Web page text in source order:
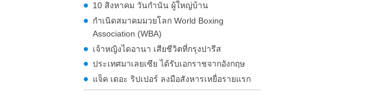
10 สิงหาคม วันกำนัน ผู้ใหญ่บ้าน
กำเนิดสมาคมมวยโลก World Boxing
Association (WBA)
เจ้าหญิงไดอานา เสียชีวิตที่กรุงปารีส
ประเทศมาเลยเซีย ได้รับเอกราชจากอังกฤษ
แจ็ค เดอะ ริปเปอร์ ลงมือสังหารเหยื่อรายแรก